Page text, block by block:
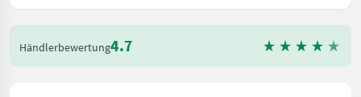
Händlerbewertung4.7